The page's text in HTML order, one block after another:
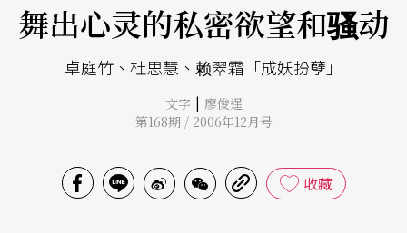
舞出心灵的私密欲望和骚动
卓庭竹、杜思慧、赖翠霜「成妖扮孽」
文字 | 廖俊逞
第168期 / 2006年12月号
收藏